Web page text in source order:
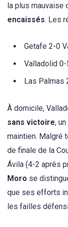
la plus mauvaise
encaissés. Les
Getafe 2-0
Valladolid
Las Palmas
À domicile,
sans victoire,
maintien. Malgré
de finale de la
Ávila (4-2 après
Moro se
que ses efforts
les failles